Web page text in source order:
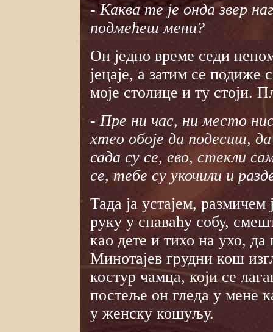
- Каква те је онда звер
подмећеш мени?
Он једно време седи
јецаје, а затим се подиже
моје столице и ту стоји.
- Пре ни час, ни место
хтео обоје да подесиш,
сада су се, ево, стекли
се, тебе су укочили и
Тада ја устајем, размичем
руку у спаваћу собу,
као дете и тихо на ухо,
Минотајев грудни кош
костур чамца, који се
постеље он гледа у мене
у женску кошуљу.